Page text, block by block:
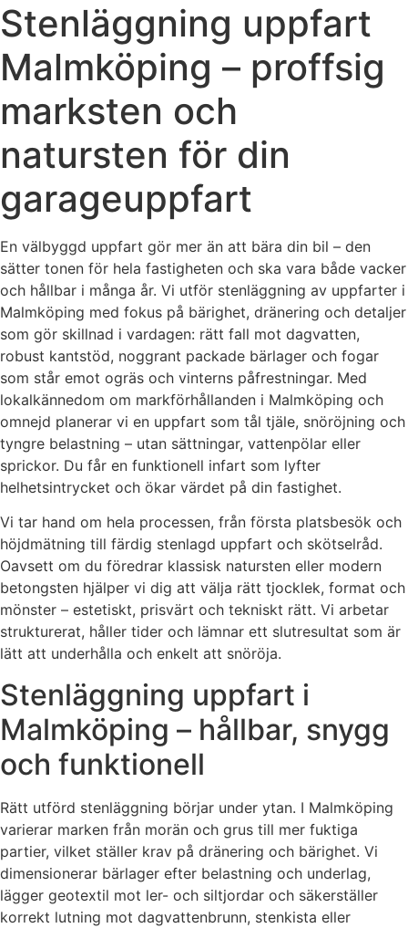
Stenläggning uppfart
Malmköping – proffsig
marksten och
natursten för din
garageuppfart
En välbyggd uppfart gör mer än att bära din bil – den
sätter tonen för hela fastigheten och ska vara både vacker
och hållbar i många år. Vi utför stenläggning av uppfarter i
Malmköping med fokus på bärighet, dränering och detaljer
som gör skillnad i vardagen: rätt fall mot dagvatten,
robust kantstöd, noggrant packade bärlager och fogar
som står emot ogräs och vinterns påfrestningar. Med
lokalkännedom om markförhållanden i Malmköping och
omnejd planerar vi en uppfart som tål tjäle, snöröjning och
tyngre belastning – utan sättningar, vattenpölar eller
sprickor. Du får en funktionell infart som lyfter
helhetsintrycket och ökar värdet på din fastighet.
Vi tar hand om hela processen, från första platsbesök och
höjdmätning till färdig stenlagd uppfart och skötselråd.
Oavsett om du föredrar klassisk natursten eller modern
betongsten hjälper vi dig att välja rätt tjocklek, format och
mönster – estetiskt, prisvärt och tekniskt rätt. Vi arbetar
strukturerat, håller tider och lämnar ett slutresultat som är
lätt att underhålla och enkelt att snöröja.
Stenläggning uppfart i
Malmköping – hållbar, snygg
och funktionell
Rätt utförd stenläggning börjar under ytan. I Malmköping
varierar marken från morän och grus till mer fuktiga
partier, vilket ställer krav på dränering och bärighet. Vi
dimensionerar bärlager efter belastning och underlag,
lägger geotextil mot ler- och siltjordar och säkerställer
korrekt lutning mot dagvattenbrunn, stenkista eller